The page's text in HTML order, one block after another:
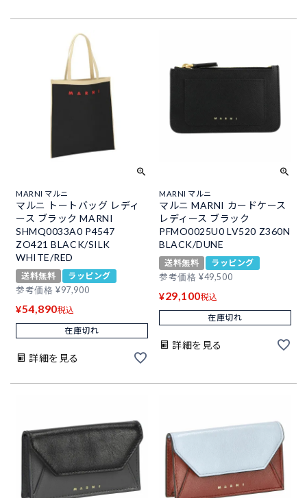
MARNI マルニ
マルニ トートバッグ レディ
ース ブラック MARNI
SHMQ0033A0 P4547
ZO421 BLACK/SILK
WHITE/RED
送料無料
ラッピング
参考価格 ¥97,900
¥54,890税込
在庫切れ
詳細を見る
MARNI マルニ
マルニ MARNI カードケース
レディース ブラック
PFMO0025U0 LV520 Z360N
BLACK/DUNE
送料無料
ラッピング
参考価格 ¥49,500
¥29,100税込
在庫切れ
詳細を見る